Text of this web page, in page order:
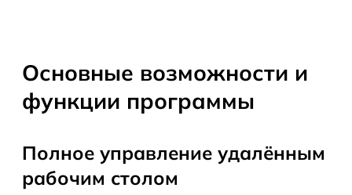
Основные возможности и
функции программы
Полное управление удалённым
рабочим столом